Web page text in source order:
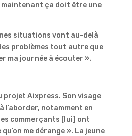
ça doit être une
situations vont au-delà
problèmes tout autre que
ma journée à écouter ».
projet Aixpress. Son visage
l’aborder, notamment en
commerçants [lui] ont
me dérange ». La jeune